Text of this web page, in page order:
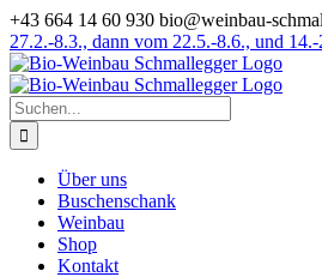
Zum
Inhalt
springen
+43 664 14 60 930 bio@weinbau-
27.2.-8.3., dann vom 22.5.-8.6., und
Facebook
Instagram
Suche
nach:
Über uns
Buschenschank
Weinbau
Shop
Kontakt